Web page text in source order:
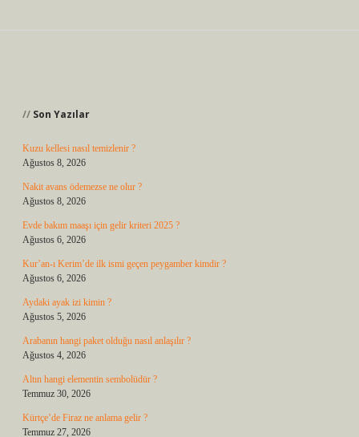
Son Yazılar
Kuzu kellesi nasıl temizlenir ?
Ağustos 8, 2026
Nakit avans ödemezse ne olur ?
Ağustos 8, 2026
Evde bakım maaşı için gelir kriteri 2025 ?
Ağustos 6, 2026
Kur’an-ı Kerim’de ilk ismi geçen peygamber kimdir ?
Ağustos 6, 2026
Aydaki ayak izi kimin ?
Ağustos 5, 2026
Arabanın hangi paket olduğu nasıl anlaşılır ?
Ağustos 4, 2026
Altın hangi elementin sembolüdür ?
Temmuz 30, 2026
Kürtçe’de Firaz ne anlama gelir ?
Temmuz 27, 2026